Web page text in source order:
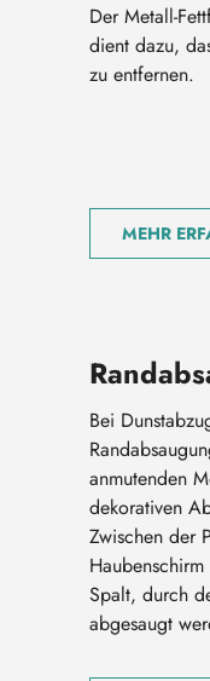
Der Metall-
dient dazu,
zu entfernen.
MEHR
Bei
anmutenden
dekorativen
Zwischen der
Spalt, durch
abgesaugt